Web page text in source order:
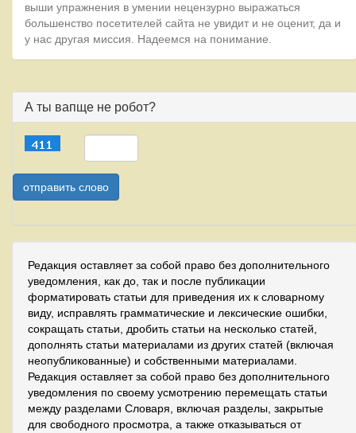
выши упражнения в умении нецензурно выражаться
большенство посетителей сайта не увидит и не оценит, да и
у нас другая миссия. Надеемся на понимание.
А ты вапще не робот?
Редакция оставляет за собой право без дополнительного
уведомления, как до, так и после публикации
форматировать статьи для приведения их к словарному
виду, исправлять грамматические и лексические ошибки,
сокращать статьи, дробить статьи на несколько статей,
дополнять статьи материалами из других статей (включая
неопубликованные) и собственными материалами.
Редакция оставляет за собой право без дополнительного
уведомления по своему усмотрению перемещать статьи
между разделами Словаря, включая разделы, закрытые
для свободного просмотра, а также отказываться от